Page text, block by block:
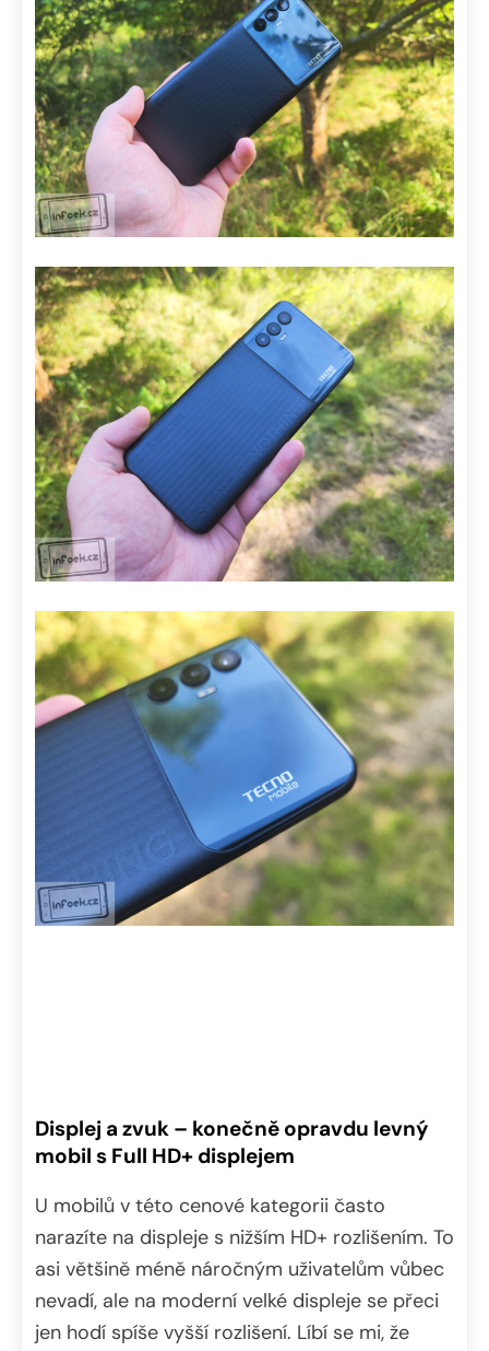
Displej a zvuk – konečně opravdu levný
mobil s Full HD+ displejem
U mobilů v této cenové kategorii často
narazíte na displeje s nižším HD+ rozlišením. To
asi většině méně náročným uživatelům vůbec
nevadí, ale na moderní velké displeje se přeci
jen hodí spíše vyšší rozlišení. Líbí se mi, že